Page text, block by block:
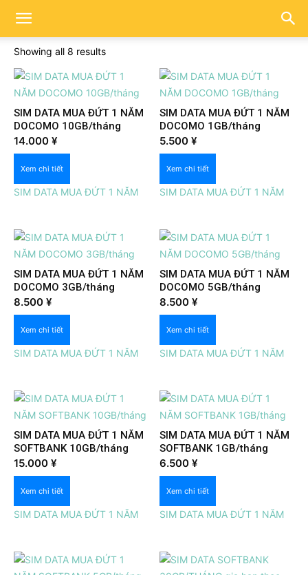
Showing all 8 results
SIM DATA MUA ĐỨT 1 NĂM
DOCOMO 10GB/tháng
14.000 ¥
Xem chi tiết
SIM DATA MUA ĐỨT 1 NĂM
SIM DATA MUA ĐỨT 1 NĂM
DOCOMO 1GB/tháng
5.500¥
Xem chi tiết
SIM DATA MUA ĐỨT 1 NĂM
SIM DATA MUA ĐỨT 1 NĂM
DOCOMO 3GB/tháng
8.500 ¥
Xem chi tiết
SIM DATA MUA ĐỨT 1 NĂM
SIM DATA MUA ĐỨT 1 NĂM
DOCOMO 5GB/tháng
8.500¥
Xem chi tiết
SIM DATA MUA ĐỨT 1 NĂM
SIM DATA MUA ĐỨT 1 NĂM
SOFTBANK 10GB/tháng
15.000 ¥
Xem chi tiết
SIM DATA MUA ĐỨT 1 NĂM
SIM DATA MUA ĐỨT 1 NĂM
SOFTBANK 1GB/tháng
6.500¥
Xem chi tiết
SIM DATA MUA ĐỨT 1 NĂM